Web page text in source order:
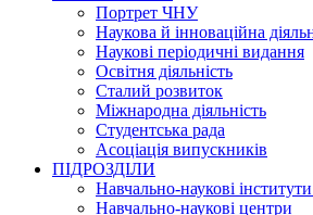
Портрет ЧНУ
Наукова й інноваційна
Наукові періодичні видання
Освітня діяльність
Сталий розвиток
Міжнародна діяльність
Студентська рада
Асоціація випускників
ПІДРОЗДІЛИ
Навчально-наукові
Навчально-наукові центри